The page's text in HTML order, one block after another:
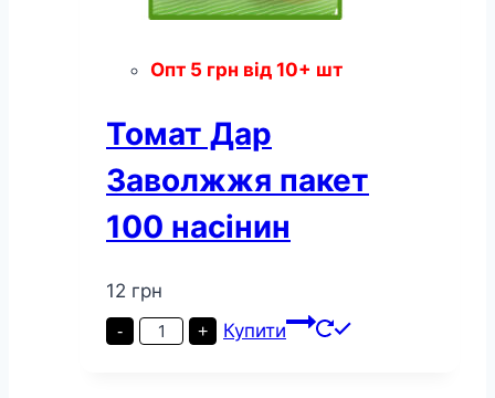
Опт 5 грн від 10+ шт
Томат Дар
Заволжжя пакет
100 насінин
12 грн
-
Томат
Дар
+ Купити